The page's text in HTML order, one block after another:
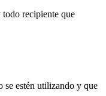
recipiente que
se estén utilizando y que